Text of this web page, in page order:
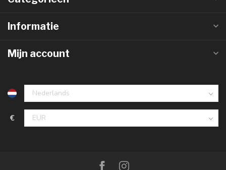
Informatie
Mijn account
€